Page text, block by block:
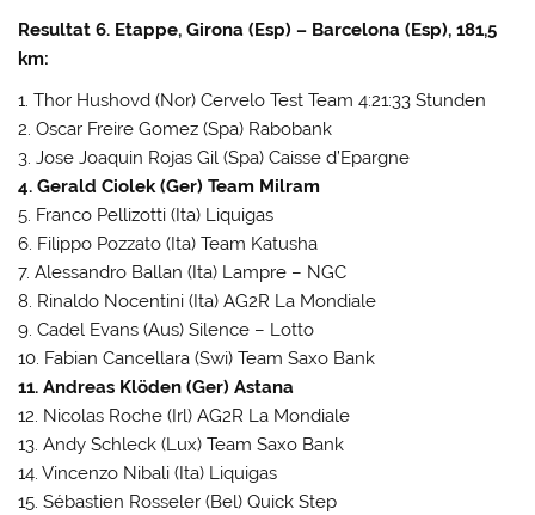
Resultat 6. Etappe, Girona (Esp) – Barcelona (Esp), 181,5
km:
1. Thor Hushovd (Nor) Cervelo Test Team 4:21:33 Stunden
2. Oscar Freire Gomez (Spa) Rabobank
3. Jose Joaquin Rojas Gil (Spa) Caisse d’Epargne
4. Gerald Ciolek (Ger) Team Milram
5. Franco Pellizotti (Ita) Liquigas
6. Filippo Pozzato (Ita) Team Katusha
7. Alessandro Ballan (Ita) Lampre – NGC
8. Rinaldo Nocentini (Ita) AG2R La Mondiale
9. Cadel Evans (Aus) Silence – Lotto
10. Fabian Cancellara (Swi) Team Saxo Bank
11. Andreas Klöden (Ger) Astana
12. Nicolas Roche (Irl) AG2R La Mondiale
13. Andy Schleck (Lux) Team Saxo Bank
14. Vincenzo Nibali (Ita) Liquigas
15. Sébastien Rosseler (Bel) Quick Step